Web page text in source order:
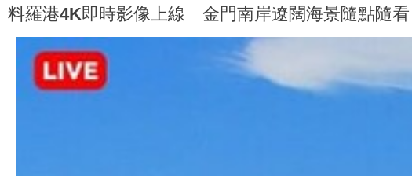
料羅港4K即時影像上線 金門南岸遼闊海景隨點隨看